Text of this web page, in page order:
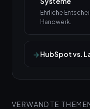
Ehrliche
Handwerk.
HubSpot vs.
VERWANDTE